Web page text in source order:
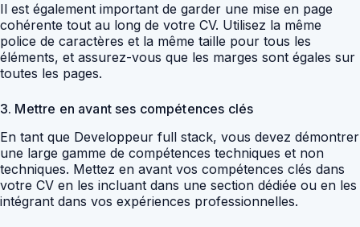
Il est également important de garder une mise en page
cohérente tout au long de votre CV. Utilisez la même
police de caractères et la même taille pour tous les
éléments, et assurez-vous que les marges sont égales sur
toutes les pages.
3. Mettre en avant ses compétences clés
En tant que Developpeur full stack, vous devez démontrer
une large gamme de compétences techniques et non
techniques. Mettez en avant vos compétences clés dans
votre CV en les incluant dans une section dédiée ou en les
intégrant dans vos expériences professionnelles.